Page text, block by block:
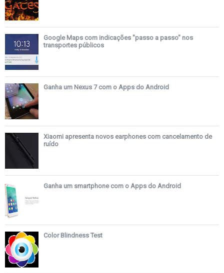
Google Maps com indicações "passo a passo" nos
transportes públicos
Ganha um Nexus 7 com o Apps do Android
Xiaomi apresenta novos earphones com cancelamento de
ruído
Ganha um smartphone com o Apps do Android
Color Blindness Test